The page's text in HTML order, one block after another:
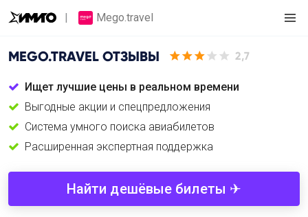
Mego.travel
MEGO.TRAVEL ОТЗЫВЫ 2,7
Ищет лучшие цены в реальном времени
Выгодные акции и спецпредложения
Cистема умного поиска авиабилетов
Расширенная экспертная поддержка
Найти дешёвые билеты ✈